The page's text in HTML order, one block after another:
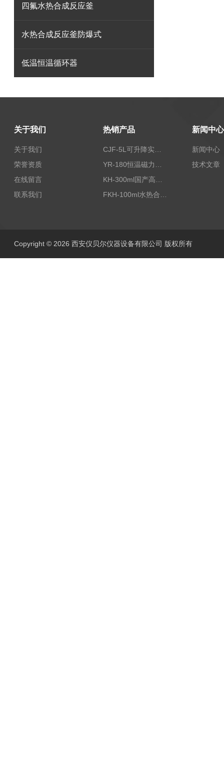
四氟水热合成反应釜
水热合成反应釜防爆式
低温恒温循环器
关于我们
关于我们
荣誉资质
在线留言
联系我们
热销产品 新闻中心
新闻中心
技术文章
Copyright © 2026 西安仪贝尔仪器设备有限公司 版权所有